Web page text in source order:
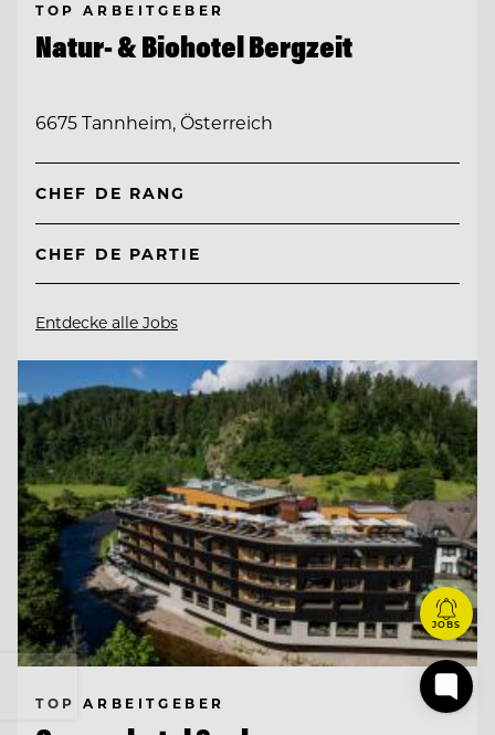
TOP ARBEITGEBER
Natur- & Biohotel Bergzeit
6675 Tannheim, Österreich
CHEF DE RANG
CHEF DE PARTIE
Entdecke alle Jobs
TOP ARBEITGEBER
JOBS